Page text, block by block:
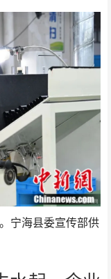
宁海县委宣传部供